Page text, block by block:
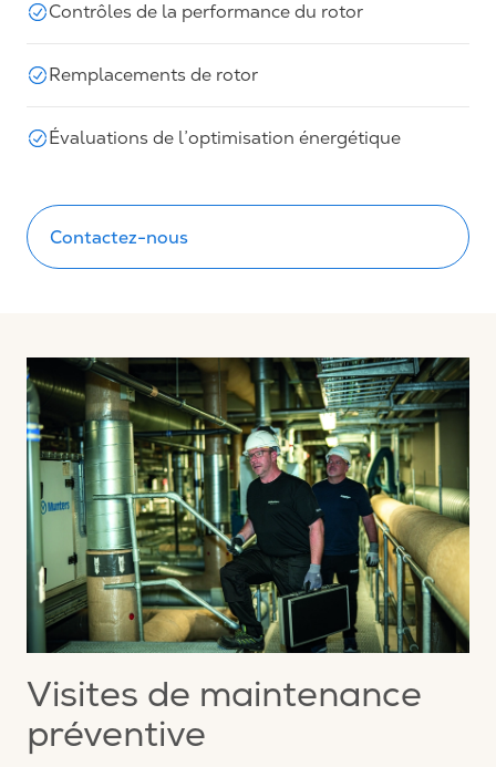
Contrôles de la performance du rotor
Remplacements de rotor
Évaluations de l’optimisation énergétique
Contactez-nous
Visites de maintenance
préventive